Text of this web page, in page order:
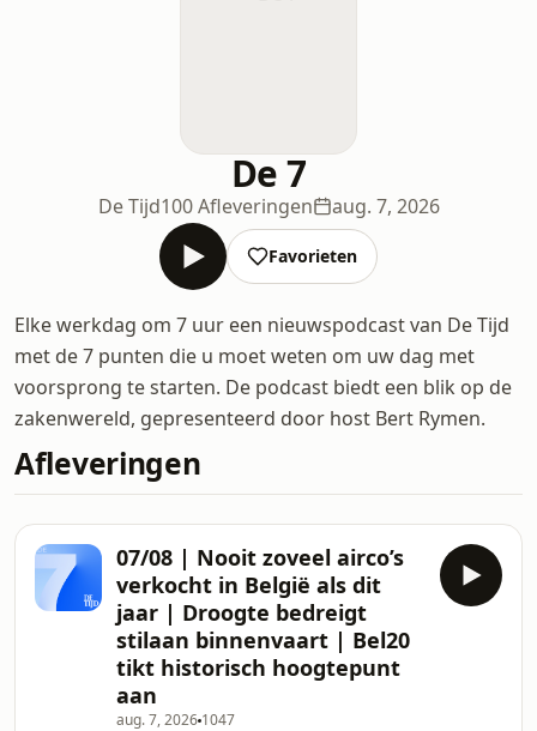
De 7
De Tijd100 Afleveringen aug. 7, 2026
Favorieten
Elke werkdag om 7 uur een nieuwspodcast van De Tijd
met de 7 punten die u moet weten om uw dag met
voorsprong te starten. De podcast biedt een blik op de
zakenwereld, gepresenteerd door host Bert Rymen.
Afleveringen
07/08 | Nooit zoveel airco’s
verkocht in België als dit
jaar | Droogte bedreigt
stilaan binnenvaart | Bel20
tikt historisch hoogtepunt
aan
aug. 7, 2026 1047